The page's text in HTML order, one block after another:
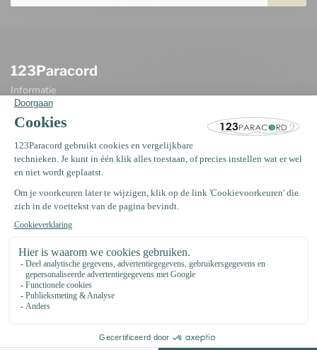
123Paracord
Informatie
Oosterwerf 4
Nederland
+31 (0)75 2040399
support@123paracord.nl
Categorieën
Omschrijving